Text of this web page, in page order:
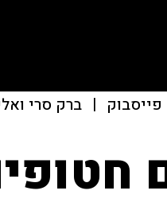
פייסבוק | ברק סרי